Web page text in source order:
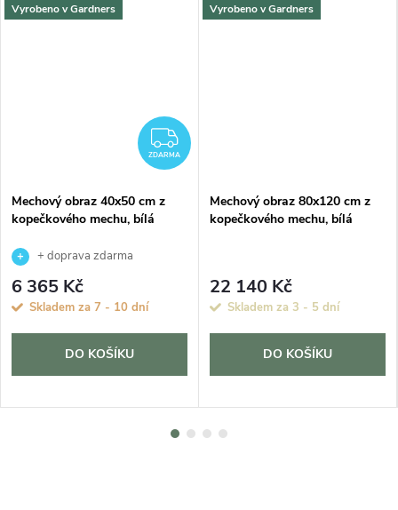
Vyrobeno v Gardners
ZDARMA
ZDARMA
Mechový obraz 40x50 cm z
kopečkového mechu, bílá
+ doprava zdarma
6 365 Kč
Skladem za 7 - 10 dní
DO KOŠÍKU
Vyrobeno v Gardners
Mechový obraz 80x120 cm z
kopečkového mechu, bílá
22 140 Kč
Skladem za 3 - 5 dní
DO KOŠÍKU